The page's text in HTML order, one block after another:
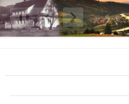
Poprzedni Element
Następny Element
❚❚